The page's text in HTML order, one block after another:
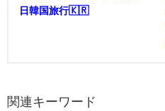
日韓国旅行🇰🇷
関連キーワード